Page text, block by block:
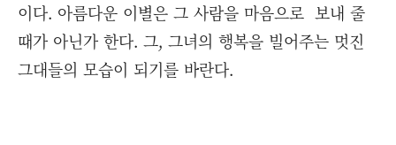
이다. 아름다운 이별은 그 사람을 마음으로 보내 줄
때가 아닌가 한다. 그, 그녀의 행복을 빌어주는 멋진
그대들의 모습이 되기를 바란다.